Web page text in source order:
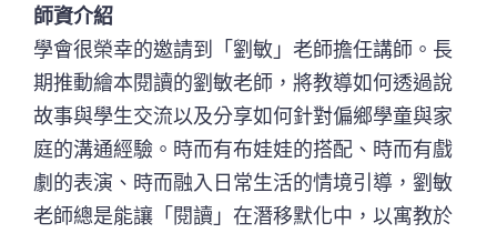
師資介紹
學會很榮幸的邀請到「劉敏」老師擔任講師。長
期推動繪本閱讀的劉敏老師，將教導如何透過說
故事與學生交流以及分享如何針對偏鄉學童與家
庭的溝通經驗。時而有布娃娃的搭配、時而有戲
劇的表演、時而融入日常生活的情境引導，劉敏
老師總是能讓「閱讀」在潛移默化中，以寓教於